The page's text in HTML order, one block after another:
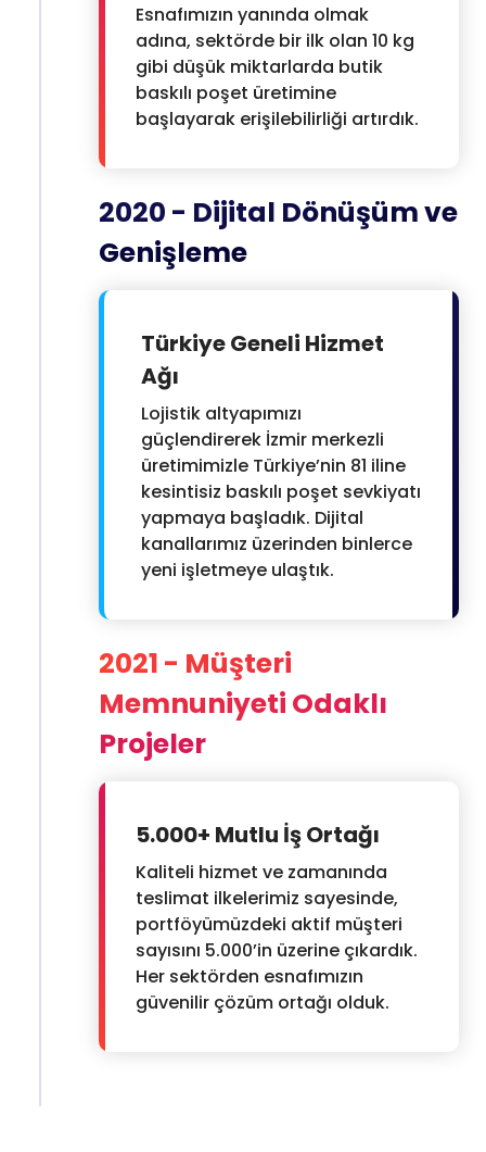
Esnafımızın yanında olmak
adına, sektörde bir ilk olan 10 kg
gibi düşük miktarlarda butik
baskılı poşet üretimine
başlayarak erişilebilirliği artırdık.
Türkiye Geneli Hizmet
Ağı
Lojistik altyapımızı
güçlendirerek İzmir merkezli
üretimimizle Türkiye’nin 81 iline
kesintisiz baskılı poşet sevkiyatı
yapmaya başladık. Dijital
kanallarımız üzerinden binlerce
yeni işletmeye ulaştık.
2020 - Dijital Dönüşüm ve
Genişleme
5.000+ Mutlu İş Ortağı
Kaliteli hizmet ve zamanında
teslimat ilkelerimiz sayesinde,
portföyümüzdeki aktif müşteri
sayısını 5.000’in üzerine çıkardık.
Her sektörden esnafımızın
güvenilir çözüm ortağı olduk.
2021 - Müşteri
Memnuniyeti Odaklı
Projeler